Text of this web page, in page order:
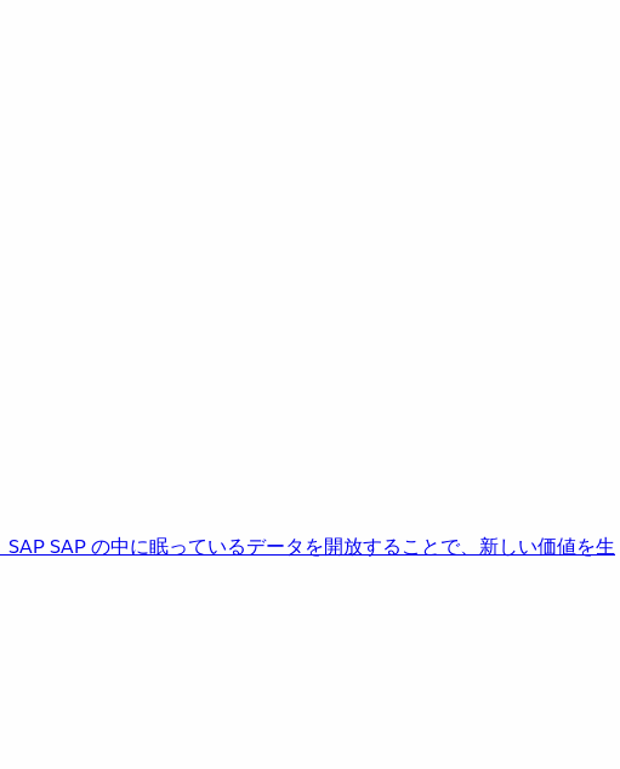
SAPSAP の中に眠っているデータを開放することで、新しい価値を生